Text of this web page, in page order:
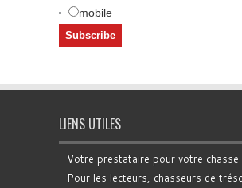
mobile
LIENS UTILES
Votre prestataire pour votre
Pour les lecteurs, chasseurs de